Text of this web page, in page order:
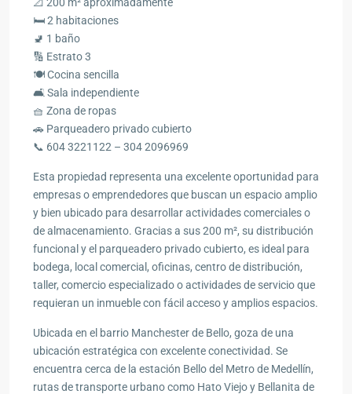
🛏️ 2 habitaciones
🚽 1 baño
🔢 Estrato 3
🍽️ Cocina sencilla
🛋️ Sala independiente
🧺 Zona de ropas
🚗 Parqueadero privado cubierto
📞 604 3221122 – 304 2096969
Esta propiedad representa una excelente oportunidad para
empresas o emprendedores que buscan un espacio amplio
y bien ubicado para desarrollar actividades comerciales o
de almacenamiento. Gracias a sus 200 m², su distribución
funcional y el parqueadero privado cubierto, es ideal para
bodega, local comercial, oficinas, centro de distribución,
taller, comercio especializado o actividades de servicio que
requieran un inmueble con fácil acceso y amplios espacios.
Ubicada en el barrio Manchester de Bello, goza de una
ubicación estratégica con excelente conectividad. Se
encuentra cerca de la estación Bello del Metro de Medellín,
rutas de transporte urbano como Hato Viejo y Bellanita de